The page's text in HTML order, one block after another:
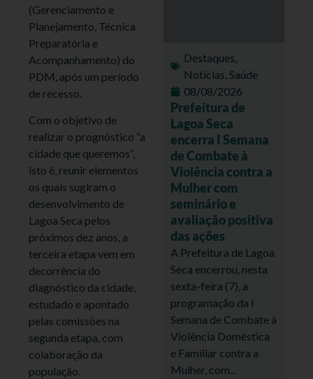
(Gerenciamento e
Planejamento, Técnica
Preparatória e
Acompanhamento) do
PDM, após um período
de recesso.
Com o objetivo de
realizar o prognóstico “a
cidade que queremos”,
isto é, reunir elementos
os quais sugiram o
desenvolvimento de
Lagoa Seca pelos
próximos dez anos, a
terceira etapa vem em
decorrência do
diagnóstico da cidade,
estudado e apontado
pelas comissões na
segunda etapa, com
colaboração da
população.
Destaques,
Notícias,Saúde
08/08/2026
Prefeitura de
Lagoa Seca
encerra I Semana
de Combate à
Violência contra a
Mulher com
seminário e
avaliação positiva
das ações
A Prefeitura de Lagoa
Seca encerrou, nesta
sexta-feira (7), a
programação da I
Semana de Combate à
Violência Doméstica
e Familiar contra a
Mulher, com...